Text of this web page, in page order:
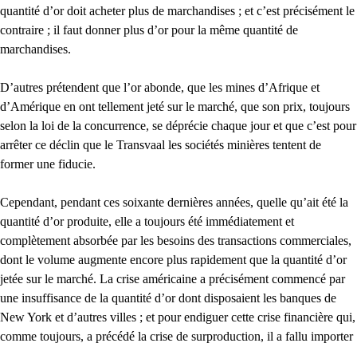
quantité d’or doit acheter plus de marchandises ; et c’est précisément le
contraire ; il faut donner plus d’or pour la même quantité de
marchandises.
D’autres prétendent que l’or abonde, que les mines d’Afrique et
d’Amérique en ont tellement jeté sur le marché, que son prix, toujours
selon la loi de la concurrence, se déprécie chaque jour et que c’est pour
arrêter ce déclin que le Transvaal les sociétés minières tentent de
former une fiducie.
Cependant, pendant ces soixante dernières années, quelle qu’ait été la
quantité d’or produite, elle a toujours été immédiatement et
complètement absorbée par les besoins des transactions commerciales,
dont le volume augmente encore plus rapidement que la quantité d’or
jetée sur le marché. La crise américaine a précisément commencé par
une insuffisance de la quantité d’or dont disposaient les banques de
New York et d’autres villes ; et pour endiguer cette crise financière qui,
comme toujours, a précédé la crise de surproduction, il a fallu importer